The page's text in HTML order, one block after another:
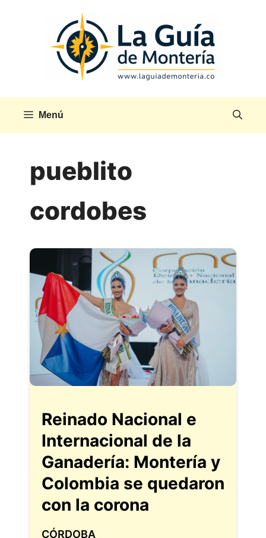
Menú
pueblito
cordobes
Reinado Nacional e
Internacional de la
Ganadería: Montería y
Colombia se quedaron
con la corona
CÓRDOBA